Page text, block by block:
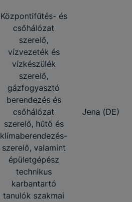
Központifűtés- és
csőhálózat
szerelő,
vízvezeték és
vízkészülék
szerelő,
gázfogyasztó
berendezés és
csőhálózat
szerelő, hűtő és
klímaberendezés-
szerelő, valamint
épületgépész
technikus
karbantartó
tanulók szakmai
Jena (DE)